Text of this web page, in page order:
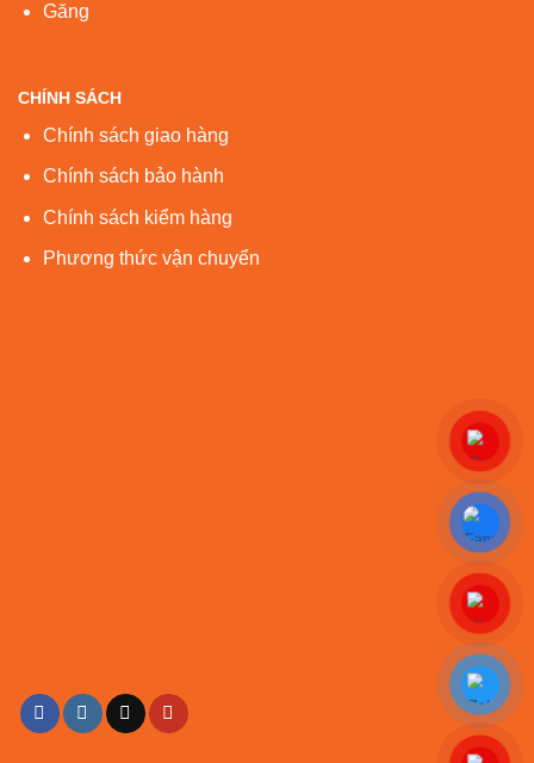
Găng
CHÍNH SÁCH
Chính sách giao hàng
Chính sách bảo hành
Chính sách kiểm hàng
Phương thức vận chuyển